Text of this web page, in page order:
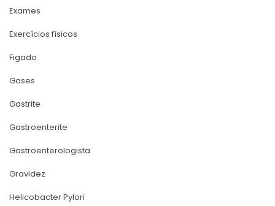
Exame
Exercícios físico
Figado
Gase
Gastrite
Gastroenterite
Gastroenterologista
Gravidez
Helicobacter Pylori